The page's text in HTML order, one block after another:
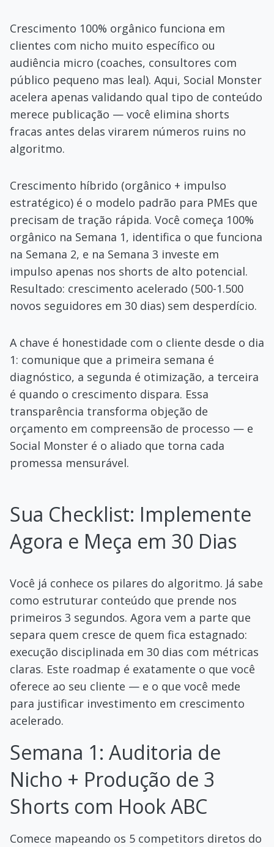
Crescimento 100% orgânico funciona em
clientes com nicho muito específico ou
audiência micro (coaches, consultores com
público pequeno mas leal). Aqui, Social Monster
acelera apenas validando qual tipo de conteúdo
merece publicação — você elimina shorts
fracas antes delas virarem números ruins no
algoritmo.
Crescimento híbrido (orgânico + impulso
estratégico) é o modelo padrão para PMEs que
precisam de tração rápida. Você começa 100%
orgânico na Semana 1, identifica o que funciona
na Semana 2, e na Semana 3 investe em
impulso apenas nos shorts de alto potencial.
Resultado: crescimento acelerado (500-1.500
novos seguidores em 30 dias) sem desperdício.
A chave é honestidade com o cliente desde o dia
1: comunique que a primeira semana é
diagnóstico, a segunda é otimização, a terceira
é quando o crescimento dispara. Essa
transparência transforma objeção de
orçamento em compreensão de processo — e
Social Monster é o aliado que torna cada
promessa mensurável.
Sua Checklist: Implemente
Agora e Meça em 30 Dias
Você já conhece os pilares do algoritmo. Já sabe
como estruturar conteúdo que prende nos
primeiros 3 segundos. Agora vem a parte que
separa quem cresce de quem fica estagnado:
execução disciplinada em 30 dias com métricas
claras. Este roadmap é exatamente o que você
oferece ao seu cliente — e o que você mede
para justificar investimento em crescimento
acelerado.
Semana 1: Auditoria de
Nicho + Produção de 3
Shorts com Hook ABC
Comece mapeando os 5 competitors diretos do